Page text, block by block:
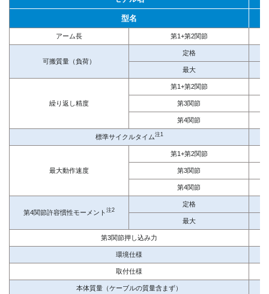
型名
アーム長 第1+第2関節
可搬質量（負荷）
定格
最大
繰り返し精度
第1+第2関節
第3関節
第4関節
標準サイクルタイム注1
最大動作速度
第1+第2関節
第3関節
第4関節
第4関節許容慣性モーメント 注2
定格
最大
第3関節押し込み力
環境仕様
取付仕様
本体質量（ケーブルの質量含まず）